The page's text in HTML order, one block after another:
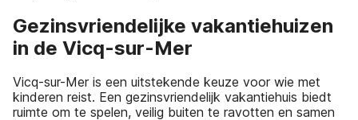
Gezinsvriendelijke vakantiehuizen
in de Vicq-sur-Mer
Vicq-sur-Mer is een uitstekende keuze voor wie met
kinderen reist. Een gezinsvriendelijk vakantiehuis biedt
ruimte om te spelen, veilig buiten te ravotten en samen